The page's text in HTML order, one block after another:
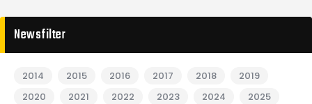
Newsfilter
2014 2015 2016 2017 2018
2019
2020
2021 2022 2023 2024
2025